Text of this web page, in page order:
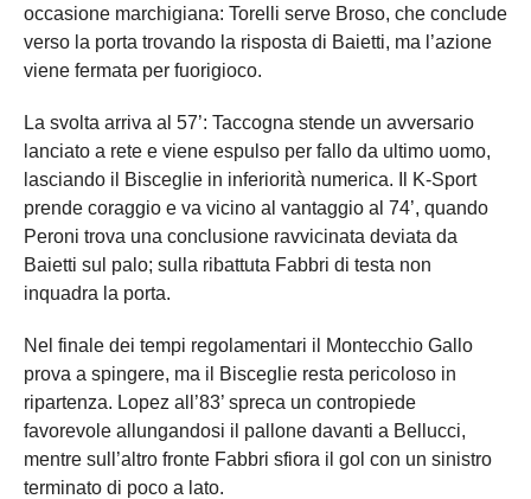
occasione marchigiana: Torelli serve Broso, che conclude
verso la porta trovando la risposta di Baietti, ma l’azione
viene fermata per fuorigioco.
La svolta arriva al 57’: Taccogna stende un avversario
lanciato a rete e viene espulso per fallo da ultimo uomo,
lasciando il Bisceglie in inferiorità numerica. Il K-Sport
prende coraggio e va vicino al vantaggio al 74’, quando
Peroni trova una conclusione ravvicinata deviata da
Baietti sul palo; sulla ribattuta Fabbri di testa non
inquadra la porta.
Nel finale dei tempi regolamentari il Montecchio Gallo
prova a spingere, ma il Bisceglie resta pericoloso in
ripartenza. Lopez all’83’ spreca un contropiede
favorevole allungandosi il pallone davanti a Bellucci,
mentre sull’altro fronte Fabbri sfiora il gol con un sinistro
terminato di poco a lato.